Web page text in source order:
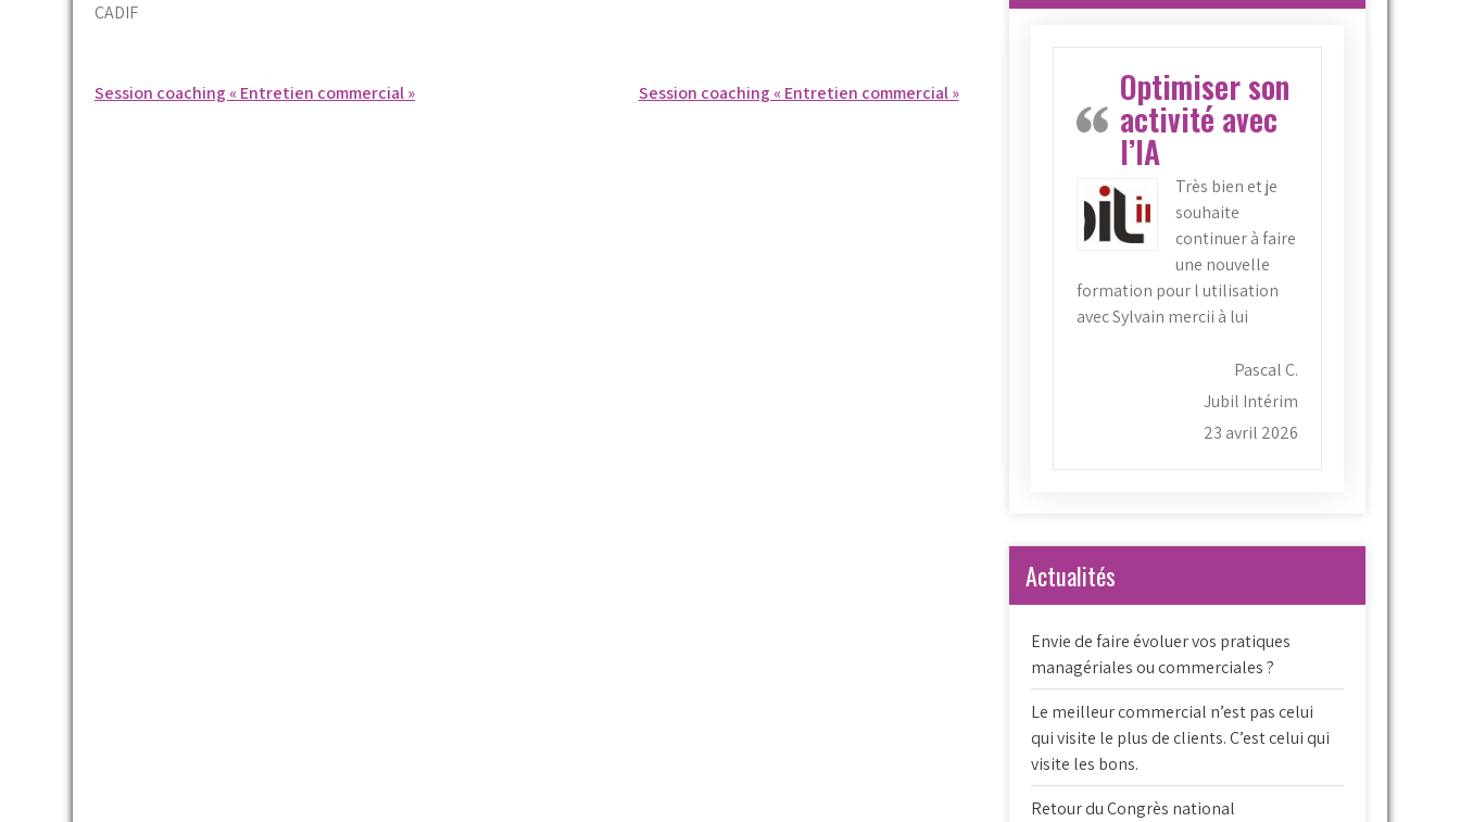
CADIF
Navigation
Session coaching « Entretien commercial » Session coaching « Entretien commercial » Optimiser son
activité avec
l’IA
Très bien et je
souhaite
continuer à faire
une nouvelle
formation pour l utilisation
avec Sylvain mercii à lui
Pascal C.
Jubil Intérim
23 avril 2026
Actualités
Envie de faire évoluer vos pratiques
managériales ou commerciales ?
Le meilleur commercial n’est pas celui
qui visite le plus de clients. C’est celui qui
visite les bons.
Retour du Congrès national